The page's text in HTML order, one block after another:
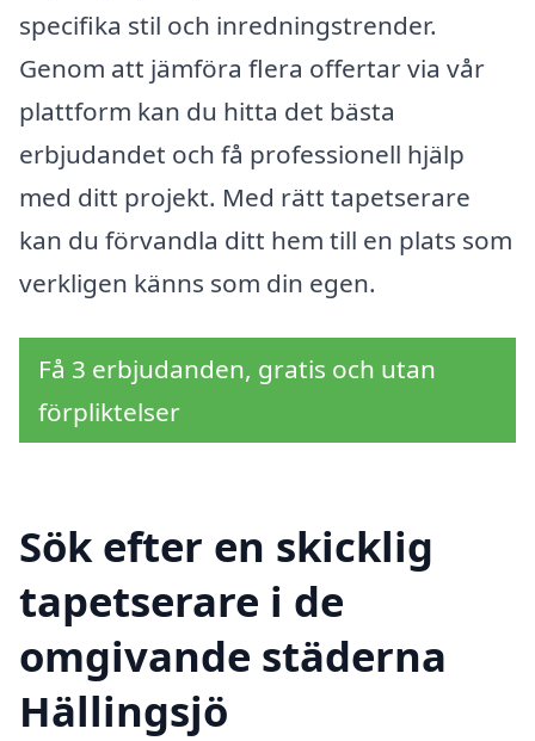
specifika stil och inredningstrender.
Genom att jämföra flera offertar via vår
plattform kan du hitta det bästa
erbjudandet och få professionell hjälp
med ditt projekt. Med rätt tapetserare
kan du förvandla ditt hem till en plats som
verkligen känns som din egen.
Få 3 erbjudanden, gratis och utan
förpliktelser
Sök efter en skicklig
tapetserare i de
omgivande städerna
Hällingsjö